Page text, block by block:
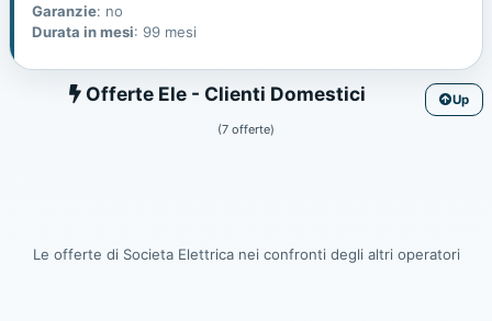
Garanzie: no
Durata in mesi: 99 mesi
Ele
Offerte Ele - Clienti Domestici
Up
(7 offerte)
Le offerte di Societa Elettrica nei confronti degli altri operatori